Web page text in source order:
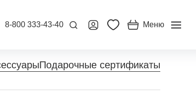
8-800 333-43-40 Меню
Подарочные сертификаты